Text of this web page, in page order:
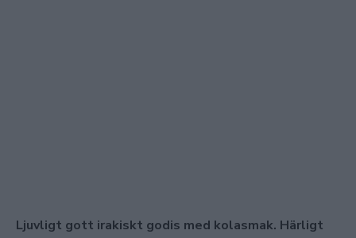
Ljuvligt gott irakiskt godis med kolasmak. Härligt